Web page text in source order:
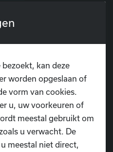
kan deze
worden opgeslaan of
vorm van cookies.
u, uw voorkeuren of
meestal gebruikt om
u verwacht. De
meestal niet direct,
vragen?